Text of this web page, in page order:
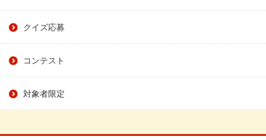
クイズ応募
コンテスト
対象者限定